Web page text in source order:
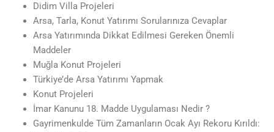
Didim Villa Projeleri
Arsa, Tarla, Konut Yatırımı Sorularınıza Cevaplar
Arsa Yatırımında Dikkat Edilmesi Gereken Önemli
Maddeler
Muğla Konut Projeleri
Türkiye’de Arsa Yatırımı Yapmak
Konut Projeleri
İmar Kanunu 18. Madde Uygulaması Nedir ?
Gayrimenkulde Tüm Zamanların Ocak Ayı Rekoru Kırıldı: